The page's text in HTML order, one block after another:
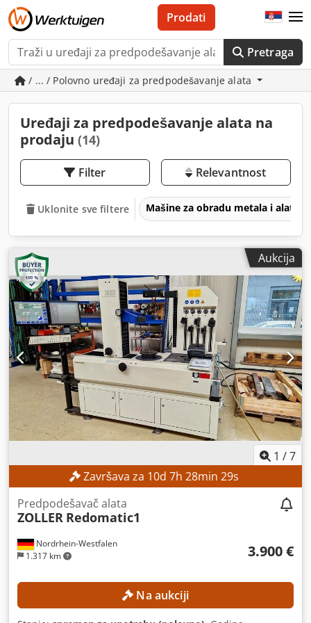
Pretraga
Prodati
/ ... / Polovno uređaji za predpodešavanje alata
Uređaji za predpodešavanje alata na
prodaju (14)
Filter Relevantnost
Uklonite sve filtere Mašine za obradu metala i alatne
Aukcija
1 /7
Završava za 10d 7h 28min 27s
Nordrhein-Westfalen
1.317 km
Predpodešavač alata
ZOLLER Redomatic1
3.900 €
Na aukciji